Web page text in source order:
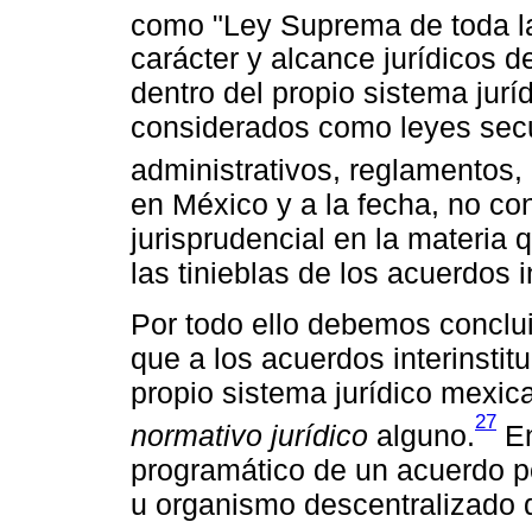
como "Ley Suprema de toda
carácter y alcance jurídicos
dentro del propio sistema
considerados como leyes
administrativos,
en México y a la fecha, no
jurisprudencial en la materia
las tinieblas de los acuerdos
Por todo ello debemos
que a los acuerdos
propio sistema jurídico
normativo jurídico alguno.27
programático de un acuerdo
u organismo descentralizado